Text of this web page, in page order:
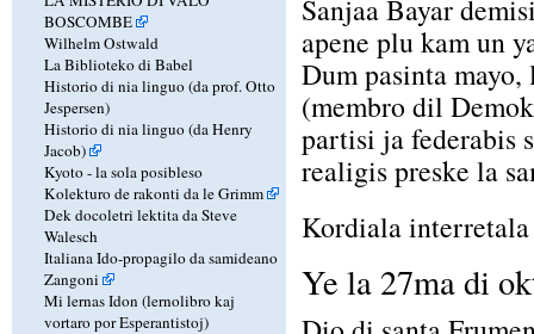
BOSCOMBE
Wilhelm Ostwald
La Biblioteko di Babel
Historio di nia linguo (da prof. Otto
Jespersen)
Historio di nia linguo (da Henry
Jacob)
Kyoto - la sola posibleso
Kolekturo de rakonti da le Grimm
Dek docoletri lektita da Steve
Walesch
Italiana Ido-propagilo da samideano
Zangoni
Mi lernas Idon (lernolibro kaj
vortaro por Esperantistoj)
Sanjaa Bayar
apene plu kam un
Dum pasinta
(membro dil
partisi ja federabis
realigis preske la
Kordiala
Ye la 27ma di